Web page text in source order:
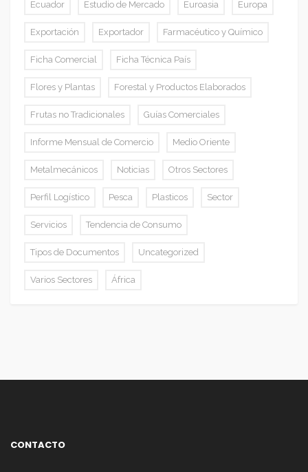
Ecuador Estudio de Mercado Euroasia Europa
Exportación Exportador Farmacéutico y Químico
Ficha Comercial Ficha Técnica País
Flores y Plantas Forestal y Productos Elaborados
Frutas no Tradicionales Guías Comerciales
Informe Mensual de Comercio Medio Oriente
Metalmecánicos Noticias Otros Sectores
Perfil Logístico Pesca Plasticos Sector
Servicios Tendencia de Consumo
Tipos de Documentos Uncategorized
Varios Sectores África
CONTACTO